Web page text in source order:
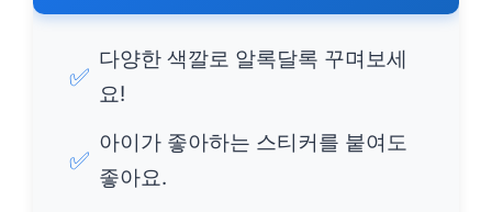
✅
다양한 색깔로 알록달록 꾸며보세
요!
✅
아이가 좋아하는 스티커를 붙여도
좋아요.